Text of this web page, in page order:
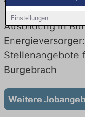
Einstellungen
Ausbildung in
Stellenangebote
Burgebrach
Weitere